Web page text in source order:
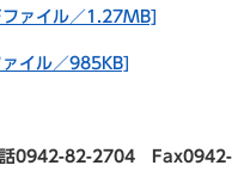
ァイル／1.27MB]
イル／985KB]
話0942-82-2704 Fax0942-